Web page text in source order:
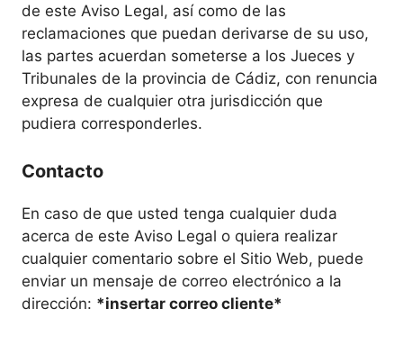
de este Aviso Legal, así como de las
reclamaciones que puedan derivarse de su uso,
las partes acuerdan someterse a los Jueces y
Tribunales de la provincia de Cádiz, con renuncia
expresa de cualquier otra jurisdicción que
pudiera corresponderles.
Contacto
En caso de que usted tenga cualquier duda
acerca de este Aviso Legal o quiera realizar
cualquier comentario sobre el Sitio Web, puede
enviar un mensaje de correo electrónico a la
dirección: *insertar correo cliente*